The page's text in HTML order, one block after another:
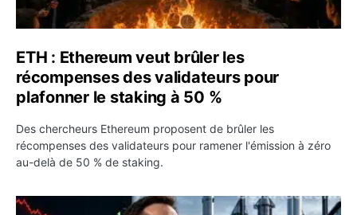
ETH : Ethereum veut brûler les
récompenses des validateurs pour
plafonner le staking à 50 %
Des chercheurs Ethereum proposent de brûler les
récompenses des validateurs pour ramener l'émission à zéro
au-delà de 50 % de staking.
SPCX : SpaceX publie 7,8 milliards de dollars de